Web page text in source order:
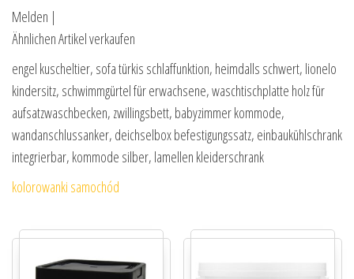
Melden |
Ähnlichen Artikel verkaufen
engel kuscheltier, sofa türkis schlaffunktion, heimdalls schwert, lionelo
kindersitz, schwimmgürtel für erwachsene, waschtischplatte holz für
aufsatzwaschbecken, zwillingsbett, babyzimmer kommode,
wandanschlussanker, deichselbox befestigungssatz, einbaukühlschrank
integrierbar, kommode silber, lamellen kleiderschrank
kolorowanki samochód